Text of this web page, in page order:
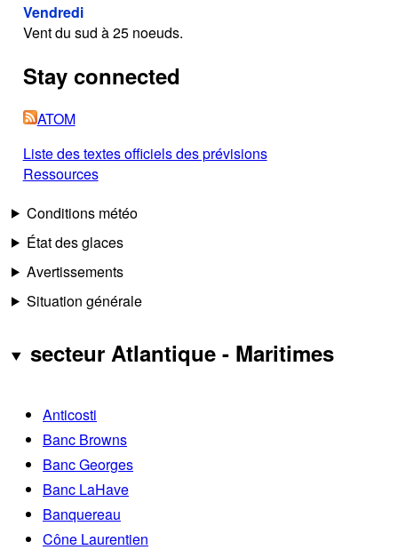
Vendredi
Vent du sud à 25 noeuds.
Stay connected
ATOM
Liste des textes officiels des prévisions
Ressources
Conditions météo
État des glaces
Avertissements
Situation générale
secteur Atlantique - Maritimes
Anticosti
Banc Browns
Banc Georges
Banc LaHave
Banquereau
Cône Laurentien